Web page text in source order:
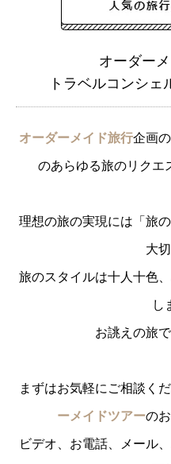
オーダー
トラベルコンシェ
オーダーメイド旅行企画
のあらゆる旅のリクエ
理想の旅の実現には「旅
大
旅のスタイルは十人十色
し
お誂えの旅
まずはお気軽にご相談く
ーメイドツアーの
ビデオ、お電話、メール